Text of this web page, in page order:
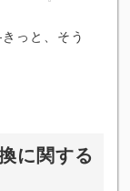
っと、そう
に関する